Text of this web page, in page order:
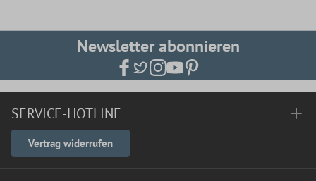
Newsletter abonnieren
SERVICE-HOTLINE
Vertrag widerrufen